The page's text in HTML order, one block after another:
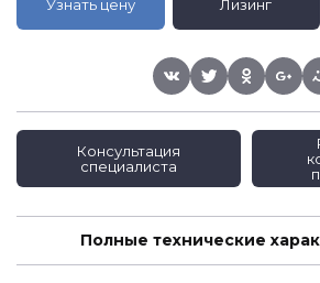
Узнать цену Лизинг
Консультация
специалиста
Полные технические